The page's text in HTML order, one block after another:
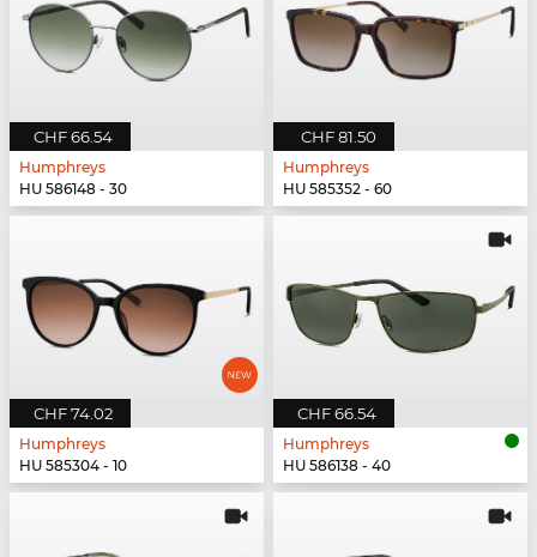
CHF 66.54
Humphreys
HU 586148 - 30
CHF 81.50
Humphreys
HU 585352 - 60
CHF 74.02
Humphreys
HU 585304 - 10
CHF 66.54
Humphreys
HU 586138 - 40